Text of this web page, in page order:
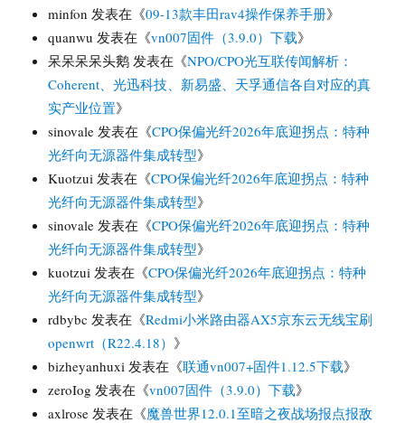
minfon 发表在《09-13款丰田rav4操作保养手册》
quanwu 发表在《vn007固件（3.9.0）下载》
呆呆呆呆头鹅 发表在《NPO/CPO光互联传闻解析：
Coherent、光迅科技、新易盛、天孚通信各自对应的真
实产业位置》
sinovale 发表在《CPO保偏光纤2026年底迎拐点：特种
光纤向无源器件集成转型》
Kuotzui 发表在《CPO保偏光纤2026年底迎拐点：特种
光纤向无源器件集成转型》
sinovale 发表在《CPO保偏光纤2026年底迎拐点：特种
光纤向无源器件集成转型》
kuotzui 发表在《CPO保偏光纤2026年底迎拐点：特种
光纤向无源器件集成转型》
rdbybc 发表在《Redmi小米路由器AX5京东云无线宝刷
openwrt（R22.4.18） 》
bizheyanhuxi 发表在《联通vn007+固件1.12.5下载》
zeroIog 发表在《vn007固件（3.9.0）下载》
axlrose 发表在《魔兽世界12.0.1至暗之夜战场报点报敌